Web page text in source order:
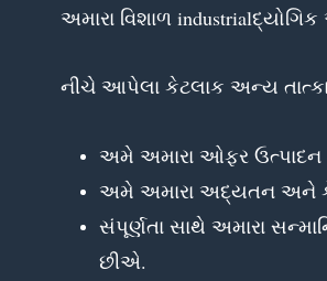
અમારા વિશાળ
નીચે આપેલા કેટલાક અન્ય
અમે અમારા ઓફર ઉત્પાદન
અમે અમારા અદ્યતન અને
સંપૂર્ણતા સાથે અમારા
છીએ.